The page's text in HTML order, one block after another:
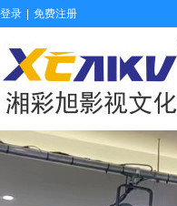
登录 免费注册